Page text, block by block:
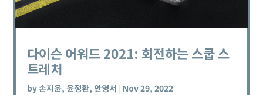
다이슨 어워드 2021: 회전하는 스쿱 스
트레처
by손지윤, 윤정환, 안영서 | Nov 29, 2022